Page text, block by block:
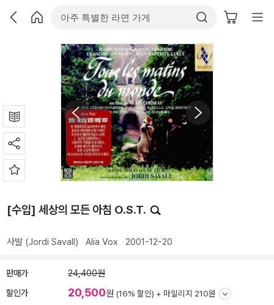
[수입] 세상의 모든 아침 O.S.T.
사발 (Jordi Savall) Alia Vox 2001-12-20
판매가 24,400원
할인가 20,500원 (16% 할인) + 마일리지 210원